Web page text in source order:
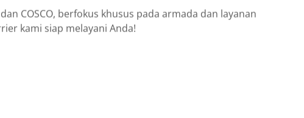
COSCO, berfokus khusus pada armada dan layanan
kami siap melayani Anda!